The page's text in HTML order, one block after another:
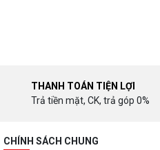
THANH TOÁN TIỆN LỢI
Trả tiền mặt, CK, trả góp 0%
CHÍNH SÁCH CHUNG